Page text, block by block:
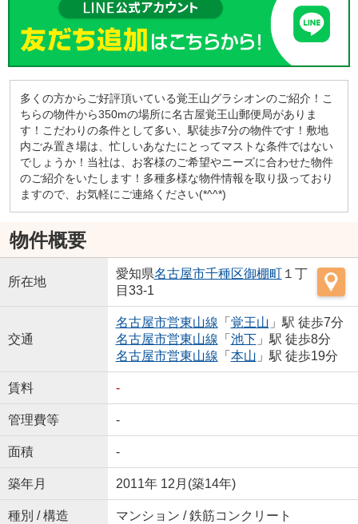
多くの方からご好評頂いている覚王山グラシオンのご紹介！こ
ちらの物件から350mの場所に名古屋覚王山郵便局がありま
す！こだわりの条件として多い、駅徒歩7分の物件です！敷地
内ごみ置き場は、忙しいあなたにとってマストな条件ではない
でしょうか！当社は、お客様のご希望やニーズに合わせた物件
のご紹介をいたします！多種多様な物件情報を取り扱っており
ますので、お気軽にご連絡ください(*^^*)
物件概要
所在地
愛知県名古屋市千種区御棚町１丁
目33-1
交通
名古屋市営東山線 「 覚王山 」駅 徒歩7分
名古屋市営東山線 「 池下」駅 徒歩8分
名古屋市営東山線 「 本山 」駅 徒歩19分
賃料 -
管理費等 -
面積 -
築年月 2011年 12月(築14年)
種別 / 構造 マンション / 鉄筋コンクリート